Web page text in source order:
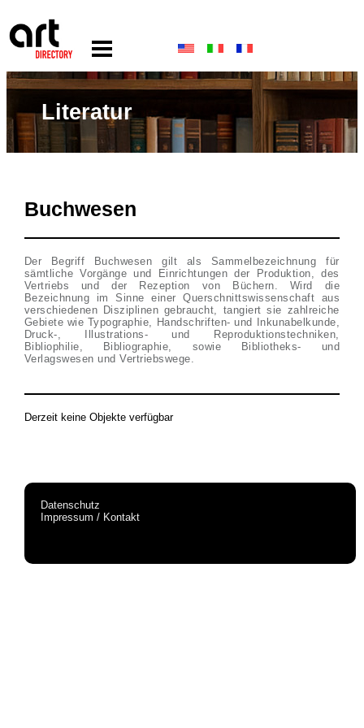
Literatur
Buchwesen
Der Begriff Buchwesen gilt als Sammelbezeichnung für
sämtliche Vorgänge und Einrichtungen der Produktion, des
Vertriebs und der Rezeption von Büchern. Wird die
Bezeichnung im Sinne einer Querschnittswissenschaft aus
verschiedenen Disziplinen gebraucht, tangiert sie zahlreiche
Gebiete wie Typographie, Handschriften- und Inkunabelkunde,
Druck-, Illustrations- und Reproduktionstechniken,
Bibliophilie, Bibliographie, sowie Bibliotheks- und
Verlagswesen und Vertriebswege.
Derzeit keine Objekte verfügbar
Datenschutz
Impressum / Kontakt